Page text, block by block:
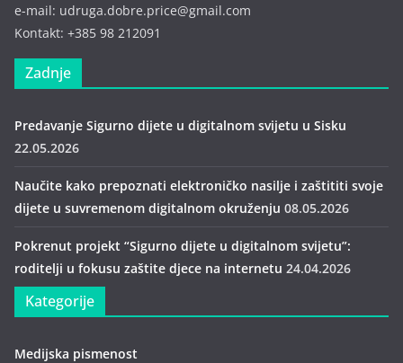
e-mail: udruga.dobre.price@gmail.com
Kontakt: +385 98 212091
Zadnje
Predavanje Sigurno dijete u digitalnom svijetu u Sisku
22.05.2026
Naučite kako prepoznati elektroničko nasilje i zaštititi svoje
dijete u suvremenom digitalnom okruženju 08.05.2026
Pokrenut projekt “Sigurno dijete u digitalnom svijetu”:
roditelji u fokusu zaštite djece na internetu 24.04.2026
Kategorije
Medijska pismenost